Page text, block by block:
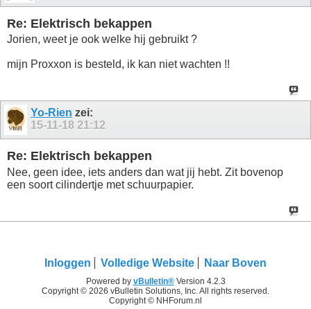
Re: Elektrisch bekappen
Jorien, weet je ook welke hij gebruikt ?
mijn Proxxon is besteld, ik kan niet wachten !!
Yo-Rien zei:
15-11-18 21:12
Re: Elektrisch bekappen
Nee, geen idee, iets anders dan wat jij hebt. Zit bovenop
een soort cilindertje met schuurpapier.
Inloggen Volledige Website Naar Boven
Powered by vBulletin®Version 4.2.3
Copyright © 2026 vBulletin Solutions, Inc. All rights reserved.
Copyright © NHForum.nl